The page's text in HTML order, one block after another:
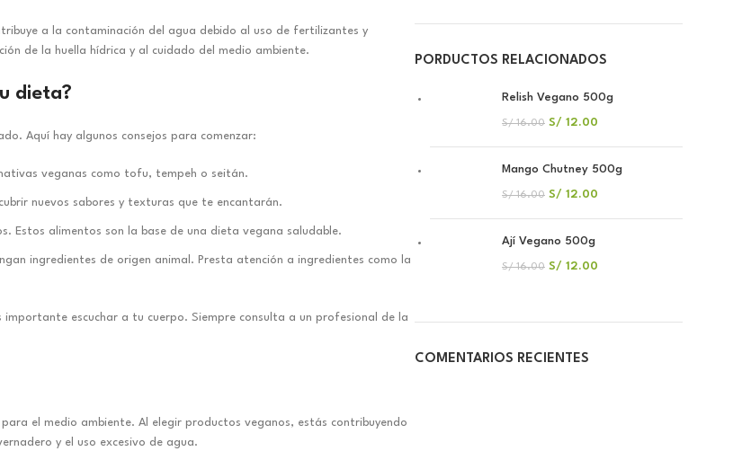
a la contaminación del agua debido al uso de fertilizantes y
de la huella hídrica y al cuidado del medio ambiente.
dieta?
Aquí hay algunos consejos para comenzar:
veganas como tofu, tempeh o seitán.
nuevos sabores y texturas que te encantarán.
Estos alimentos son la base de una dieta vegana saludable.
ingredientes de origen animal. Presta atención a ingredientes como la
escuchar a tu cuerpo. Siempre consulta a un profesional de la
el medio ambiente. Al elegir productos veganos, estás contribuyendo
y el uso excesivo de agua.
PORDUCTOS RELACIONADOS
Relish Vegano 500g
S/16.00 S/ 12.00
Mango Chutney 500g
S/16.00 S/ 12.00
Ají Vegano 500g
S/16.00 S/ 12.00
COMENTARIOS RECIENTES